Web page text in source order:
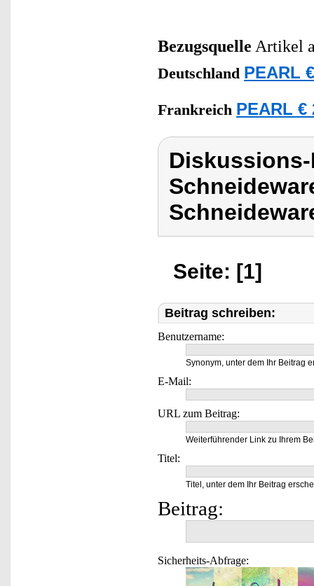
Bezugsquelle Artikel
Deutschland PEARL
Frankreich PEARL €
Seite: [1]
Beitrag schreiben:
Benutzername:
Synonym, unter dem Ihr Beitrag
E-Mail:
URL zum Beitrag:
Weiterführender Link zu Ihrem
Titel:
Titel, unter dem Ihr Beitrag
Beitrag:
Sicherheits-Abfrage: